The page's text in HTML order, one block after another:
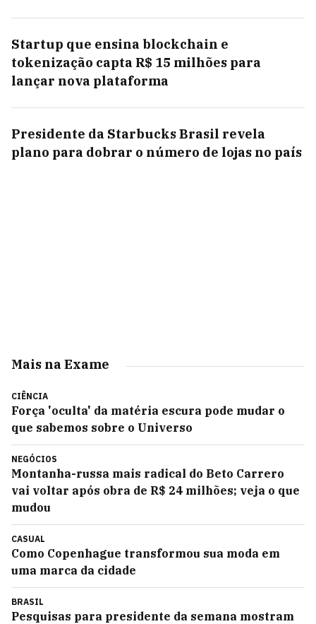
Startup que ensina blockchain e
tokenização capta R$ 15 milhões para
lançar nova plataforma
Presidente da Starbucks Brasil revela
plano para dobrar o número de lojas no país
Mais na Exame
CIÊNCIA
Força 'oculta' da matéria escura pode mudar o
que sabemos sobre o Universo
NEGÓCIOS
Montanha-russa mais radical do Beto Carrero
vai voltar após obra de R$ 24 milhões; veja o que
mudou
CASUAL
Como Copenhague transformou sua moda em
uma marca da cidade
BRASIL
Pesquisas para presidente da semana mostram